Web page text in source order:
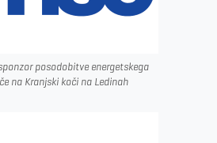
posodobitve energetskega
na Kranjski koči na Ledinah